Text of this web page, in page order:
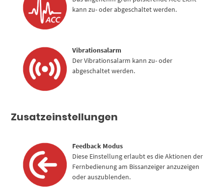
kann zu- oder abgeschaltet werden.
Vibrationsalarm
Der Vibrationsalarm kann zu- oder
abgeschaltet werden.
Zusatzeinstellungen
Feedback Modus
Diese Einstellung erlaubt es die Aktionen der
Fernbedienung am Bissanzeiger anzuzeigen
oder auszublenden.